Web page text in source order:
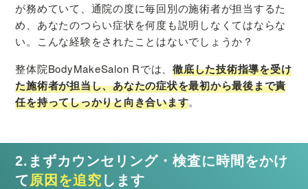
が務めていて、通院の度に毎回別の施術者が担当するた
め、あなたのつらい症状を何度も説明しなくてはならな
い。こんな経験をされたことはないでしょうか？
整体院BodyMakeSalon Rでは、徹底した技術指導を受け
た施術者が担当し、あなたの症状を最初から最後まで責
任を持ってしっかりと向き合います。
2.まずカウンセリング・検査に時間をかけ
て原因を追究 します